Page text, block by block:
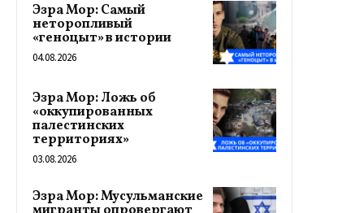
Эзра Мор: Самый
неторопливый
«геноцыт» в истории
04.08.2026
Эзра Мор: Ложь об
«оккупированных
палестинских
территориях»
03.08.2026
Эзра Мор: Мусульманские